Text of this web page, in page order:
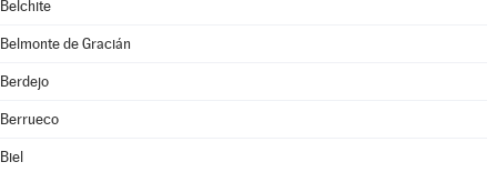
Belchite
Belmonte de Gracián
Berdejo
Berrueco
Biel